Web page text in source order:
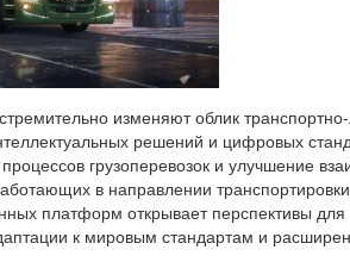
изменяют облик транспортно-
решений и цифровых
грузоперевозок и улучшение
в направлении
платформ открывает перспективы
к мировым стандартам и